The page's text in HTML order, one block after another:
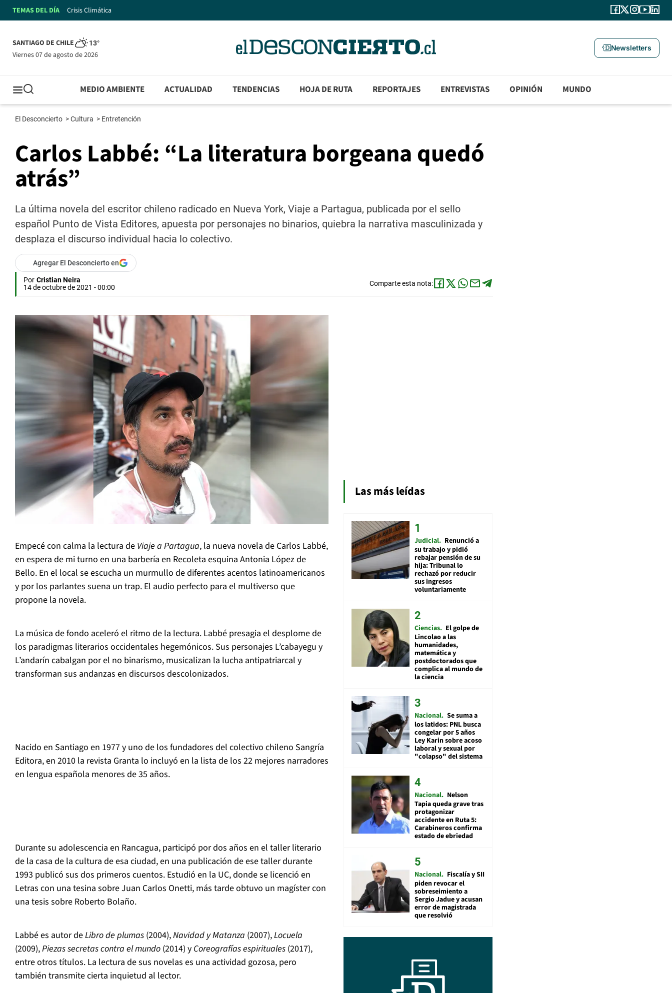
TEMAS DEL DÍA Crisis Climática
SANTIAGO DE CHILE 13°
viernes 07 de agosto de 2026
Newsletters
MEDIO AMBIENTE ACTUALIDAD TENDENCIAS HOJA DE RUTA REPORTAJES ENTREVISTAS OPINIÓN MUNDO
El Desconcierto >Cultura > Entretención
Carlos Labbé: “La literatura borgeana quedó
atrás”
La última novela del escritor chileno radicado en Nueva York, Viaje a Partagua, publicada por el sello
español Punto de Vista Editores, apuesta por personajes no binarios, quiebra la narrativa masculinizada y
desplaza el discurso individual hacia lo colectivo.
Agregar El Desconcierto en
Por Cristian Neira
14 de octubre de 2021 - 00:00
Comparte esta nota:
Empecé con calma la lectura de Viaje a Partagua, la nueva novela de Carlos Labbé,
en espera de mi turno en una barbería en Recoleta esquina Antonia López de
Bello. En el local se escucha un murmullo de diferentes acentos latinoamericanos
y por los parlantes suena un trap. El audio perfecto para el multiverso que
propone la novela.
La música de fondo aceleró el ritmo de la lectura. Labbé presagia el desplome de
los paradigmas literarios occidentales hegemónicos. Sus personajes L’cabayegu y
L’andarín cabalgan por el no binarismo, musicalizan la lucha antipatriarcal y
transforman sus andanzas en discursos descolonizados.
Nacido en Santiago en 1977 y uno de los fundadores del colectivo chileno Sangría
Editora, en 2010 la revista Granta lo incluyó en la lista de los 22 mejores narradores
en lengua española menores de 35 años.
Durante su adolescencia en Rancagua, participó por dos años en el taller literario
de la casa de la cultura de esa ciudad, en una publicación de ese taller durante
1993 publicó sus dos primeros cuentos. Estudió en la UC, donde se licenció en
Letras con una tesina sobre Juan Carlos Onetti, más tarde obtuvo un magíster con
una tesis sobre Roberto Bolaño.
Labbé es autor deLibro de plumas (2004),Navidad y Matanza (2007),Locuela
(2009),Piezas secretas contra el mundo (2014) y Coreografías espirituales (2017),
entre otros títulos. La lectura de sus novelas es una actividad gozosa, pero
también transmite cierta inquietud al lector.
Las más leídas
Judicial Renunció a
su trabajo y pidió
rebajar pensión de su
hija: Tribunal lo
rechazó por reducir
sus ingresos
voluntariamente
Ciencias El golpe de
Lincolao a las
humanidades,
matemática y
postdoctorados que
complica al mundo de
la ciencia
Nacional Se suma a
los latidos: PNL busca
congelar por 5 años
Ley Karin sobre acoso
laboral y sexual por
"colapso" del sistema
Nacional Nelson
Tapia queda grave tras
protagonizar
accidente en Ruta 5:
Carabineros confirma
estado de ebriedad
Nacional Fiscalía y SII
piden revocar el
sobreseimiento a
Sergio Jadue y acusan
error de magistrada
que resolvió